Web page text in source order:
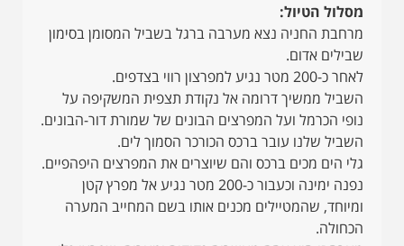
מסלול הטיול:
מרחבת החניה נצא מערבה ברגל בשביל המסומן בסימון
שבילים אדום.
לאחר כ-200 מטר נגיע למפרצון רווי בצדפים.
השביל ממשיך דרומה אל נקודת תצפית המשקיפה על
נופי הכרמל ועל המפרצים הבונים של שמורת דור-הבונים.
השביל שלנו עובר ברכס הכורכר הסמוך לים.
גלי הים מכים ברכס והם שיוצרים את המפרצים היפהפיים.
נפנה ימינה וכעבור כ-200 מטר נגיע אל מפרץ קטן
ומיוחד, שהמטיילים מכנים אותו בשם המחייב המערה
הכחולה.